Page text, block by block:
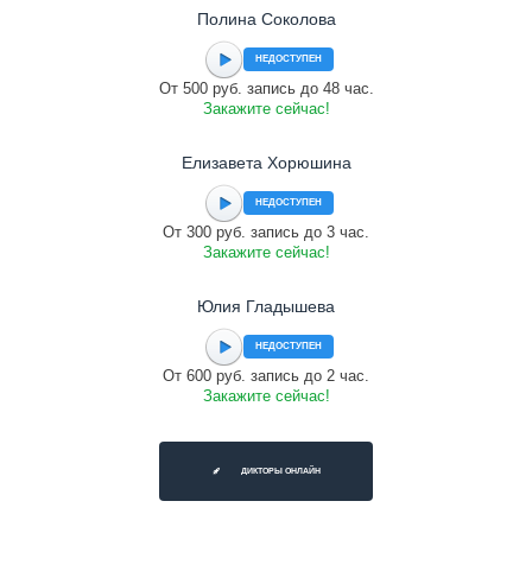
Полина Соколова
НЕДОСТУПЕН
От 500 руб. запись до 48 час.
Закажите сейчас!
Елизавета Хорюшина
НЕДОСТУПЕН
От 300 руб. запись до 3 час.
Закажите сейчас!
Юлия Гладышева
НЕДОСТУПЕН
От 600 руб. запись до 2 час.
Закажите сейчас!
ДИКТОРЫ ОНЛАЙН